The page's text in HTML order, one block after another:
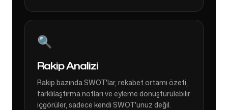
🔍
Rakip Analizi
Rakip bazında SWOT'lar, rekabet ortamı özeti,
farklılaştırma notları ve eyleme dönüştürülebilir
içgörüler, sadece kendi SWOT'unuz değil.